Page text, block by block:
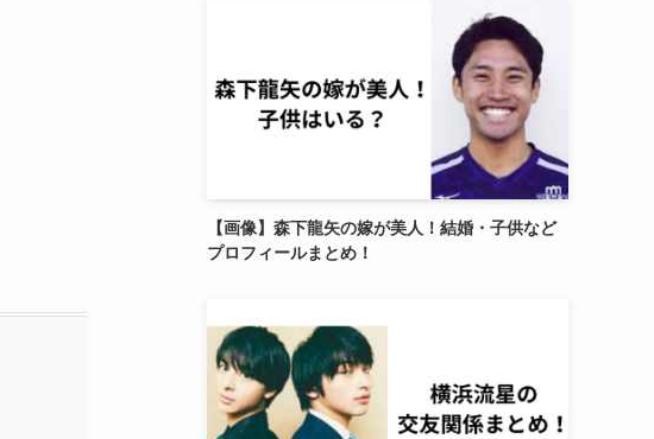
【画像】森下龍矢の嫁が美人！結婚・子供など
プロフィールまとめ！